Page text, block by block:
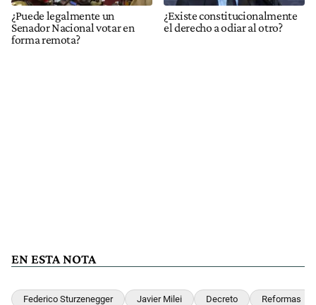
¿Puede legalmente un
Senador Nacional votar en
forma remota?
¿Existe constitucionalmente
el derecho a odiar al otro?
EN ESTA NOTA
Federico Sturzenegger Javier Milei Decreto Reformas